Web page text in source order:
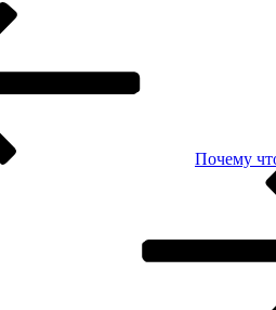
Почему